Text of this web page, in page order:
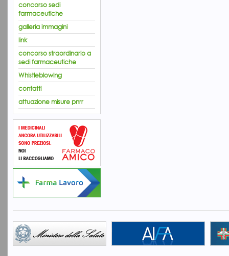
concorso sedi
farmaceutiche
galleria immagini
link
concorso straordinario a
sedi farmaceutiche
Whistleblowing
contatti
attuazione misure pnrr